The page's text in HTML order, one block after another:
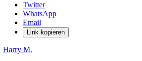
Twitter
WhatsApp
Email
Link kopieren
Harry M.